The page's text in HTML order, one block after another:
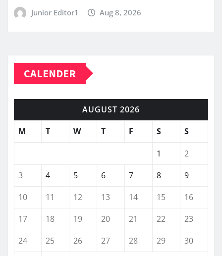
Junior Editor1 Aug 8, 2026
CALENDER
AUGUST 2026
M
T W T F S S
1
2
3
4 5 6 7 8
9
10
11 12 13 14 15
16
17
18 19 20 21 22
23
24
25 26 27 28 29
30